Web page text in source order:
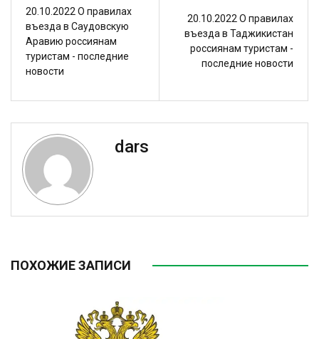
20.10.2022 О правилах
въезда в Саудовскую
Аравию россиянам
туристам - последние
новости
20.10.2022 О правилах
въезда в Таджикистан
россиянам туристам -
последние новости
dars
ПОХОЖИЕ ЗАПИСИ